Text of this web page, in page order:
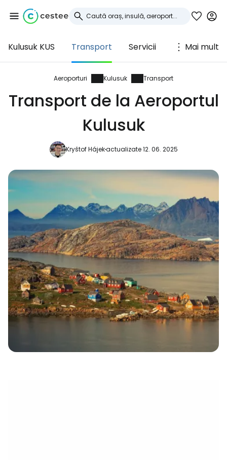
Kulusuk KUS Transport Servicii Mai mult
Aeroporturi Kulusuk Transport
Transport de la Aeroportul
Kulusuk
Kryštof Hájekactualizate 12. 06. 2025
Conectați-vă la
Cestee
... comunitatea mondială a călătorilor
Continuați cu Facebook
Continuați cu e-mailul